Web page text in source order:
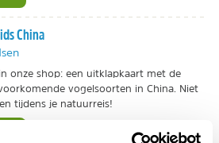
China
onze shop: een uitklapkaart met de
vogelsoorten in China. Niet
tijdens je natuurreis!